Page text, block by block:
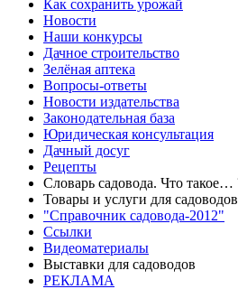
Как сохранить урожай
Новости
Наши конкурсы
Дачное строительство
Зелёная аптека
Вопросы-ответы
Новости издательства
Законодательная база
Юридическая консультация
Дачный досуг
Рецепты
Словарь садовода. Что такое…
Товары и услуги для
"Справочник садовода-2012"
Ссылки
Видеоматериалы
Выставки для садоводов
РЕКЛАМА